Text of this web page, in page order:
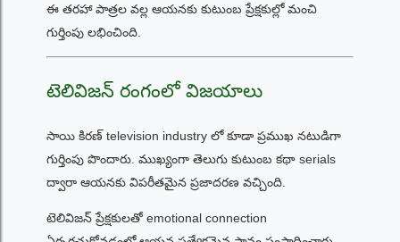
ఈ తరహా పాత్రల వల్ల ఆయనకు కుటుంబ ప్రేక్షకుల్లో మంచి
గుర్తింపు లభించింది.
టెలివిజన్ రంగంలో విజయాలు
సాయి కిరణ్ television industry లో కూడా ప్రముఖ నటుడిగా
గుర్తింపు పొందారు. ముఖ్యంగా తెలుగు కుటుంబ కథా serials
ద్వారా ఆయనకు విపరీతమైన ప్రజాదరణ వచ్చింది.
టెలివిజన్ ప్రేక్షకులతో emotional connection